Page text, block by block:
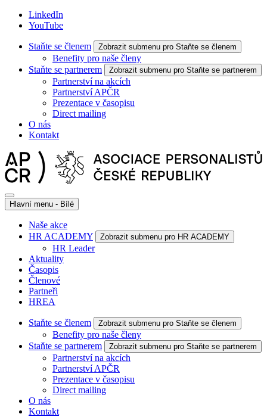
LinkedIn
YouTube
Staňte se členem Zobrazit submenu pro Staňte se členem
Benefity pro naše členy
Staňte se partnerem
Zobrazit submenu pro Staňte se partnerem
Partnerství na akcích
Partnerství APČR
Prezentace v časopisu
Direct mailing
O nás
Kontakt
Hlavní menu - Bílé
Naše akce
HR ACADEMY
Zobrazit submenu pro HR ACADEMY
HR Leader
Aktuality
Časopis
Členové
Partneři
HREA
Staňte se členem Zobrazit submenu pro Staňte se členem
Benefity pro naše členy
Staňte se partnerem
Zobrazit submenu pro Staňte se partnerem
Partnerství na akcích
Partnerství APČR
Prezentace v časopisu
Direct mailing
O nás
Kontakt